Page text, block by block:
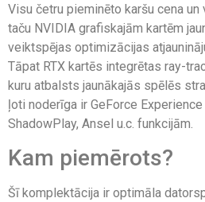
Visu četru pieminēto karšu cena
taču NVIDIA grafiskajām kartēm
veiktspējas optimizācijas
Tāpat RTX kartēs integrētas ray-
kuru atbalsts jaunākajās spēlēs
ļoti noderīga ir GeForce
ShadowPlay, Ansel u.c. funkcijām.
Kam piemērots?
Šī komplektācija ir optimāla